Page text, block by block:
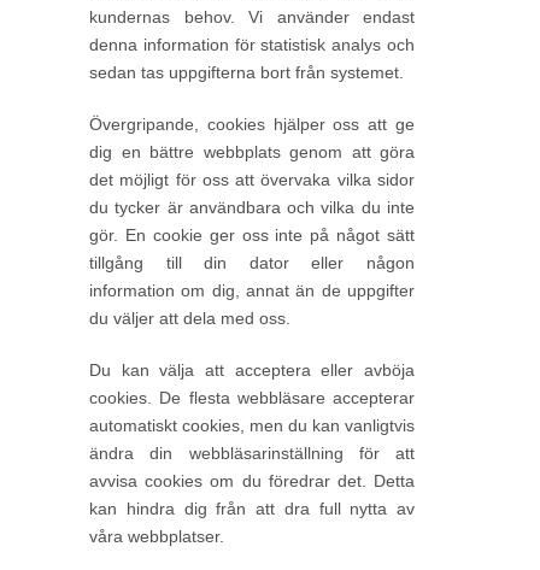
kundernas behov. Vi använder endast
denna information för statistisk analys och
sedan tas uppgifterna bort från systemet.
Övergripande, cookies hjälper oss att ge
dig en bättre webbplats genom att göra
det möjligt för oss att övervaka vilka sidor
du tycker är användbara och vilka du inte
gör. En cookie ger oss inte på något sätt
tillgång till din dator eller någon
information om dig, annat än de uppgifter
du väljer att dela med oss.
Du kan välja att acceptera eller avböja
cookies. De flesta webbläsare accepterar
automatiskt cookies, men du kan vanligtvis
ändra din webbläsarinställning för att
avvisa cookies om du föredrar det. Detta
kan hindra dig från att dra full nytta av
våra webbplatser.